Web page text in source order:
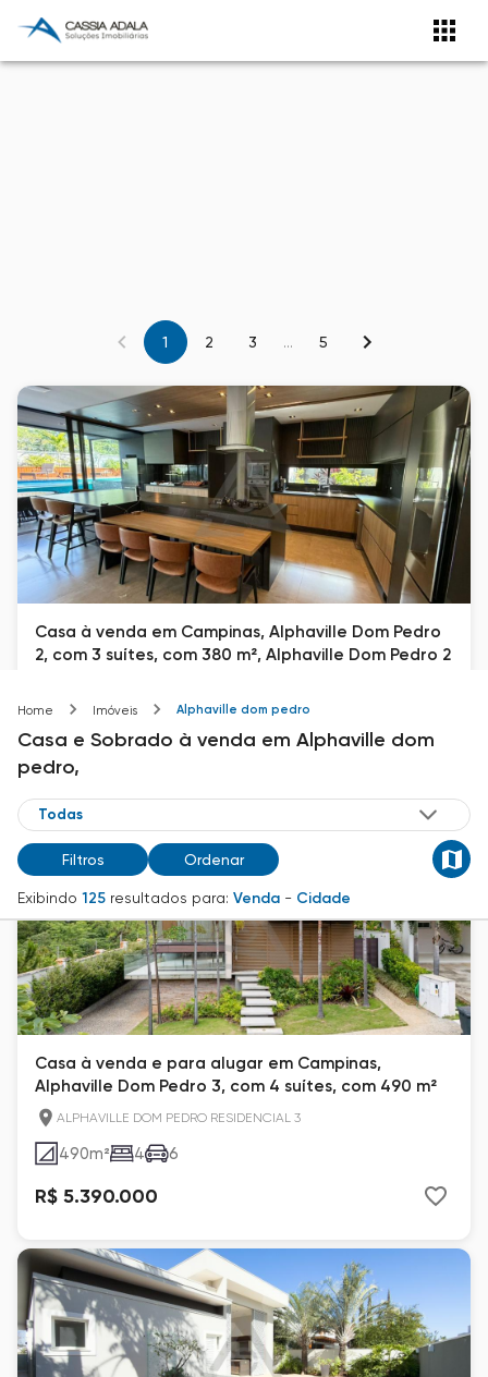
Home Imóveis Alphaville dom pedro
Casa e Sobrado à venda em Alphaville dom
pedro,
Filtros Ordenar
Exibindo 125 resultados para: Venda - Cidade
1 2 3 ... 5
Casa à venda em Campinas, Alphaville Dom Pedro
2, com 3 suítes, com 380 m², Alphaville Dom Pedro 2
R$ 4.990.000
Casa à venda e para alugar em Campinas,
Alphaville Dom Pedro 3, com 4 suítes, com 490 m²
ALPHAVILLE DOM PEDRO RESIDENCIAL 3
490m² 4 6
R$ 5.390.000